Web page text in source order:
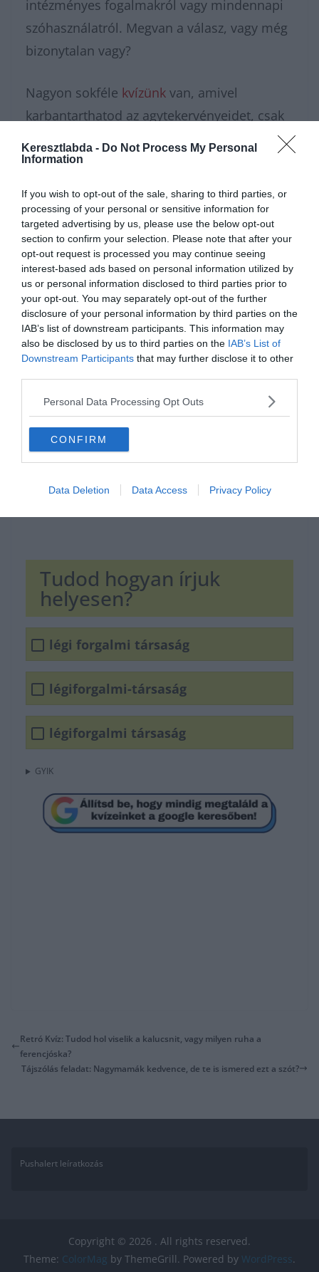
Keresztlabda - Do Not Process My Personal
Information
If you wish to opt-out of the sale, sharing to third parties, or
processing of your personal or sensitive information for
targeted advertising by us, please use the below opt-out
section to confirm your selection. Please note that after your
opt-out request is processed you may continue seeing
interest-based ads based on personal information utilized by
us or personal information disclosed to third parties prior to
your opt-out. You may separately opt-out of the further
disclosure of your personal information by third parties on the
IAB’s list of downstream participants. This information may
also be disclosed by us to third parties on the IAB’s List of
Downstream Participants that may further disclose it to other
Personal Data Processing Opt Outs
CONFIRM
Data Deletion Data Access Privacy Policy
intézményes fogalmakról vagy mindennapi
szóhasználatról. Megvan a válasz, vagy még
bizonytalan vagy?
Nagyon sokféle kvízünk van, amivel
karbantarthatod az agytekervényeidet, csak
napi játékokat találhatsz
Hirdetés
Tudod hogyan írjuk
helyesen?
légi forgalmi társaság
légiforgalmi-társaság
légiforgalmi társaság
GYIK
Retró Kvíz: Tudod hol viselik a kalucsnit, vagy milyen ruha a
ferencjóska?
Tájszólás feladat: Nagymamák kedvence, de te is ismered ezt a szót?
Pushalert leíratkozás
Copyright © 2026 . All rights reserved.
Theme: ColorMag by ThemeGrill. Powered by WordPress.